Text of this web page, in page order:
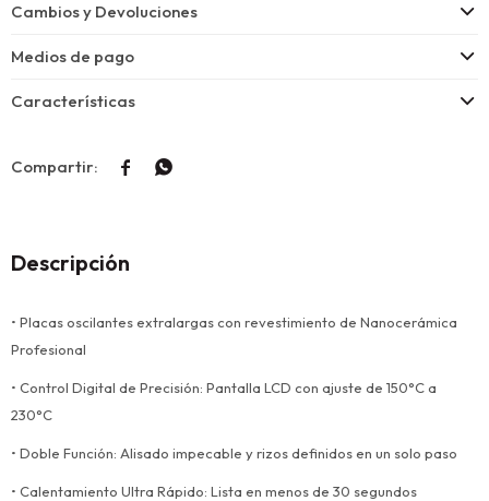
Cambios y Devoluciones
Medios de pago
Características
 
Descripción
• Placas oscilantes extralargas con revestimiento de Nanocerámica
Profesional
• Control Digital de Precisión: Pantalla LCD con ajuste de 150°C a
230°C
• Doble Función: Alisado impecable y rizos definidos en un solo paso
• Calentamiento Ultra Rápido: Lista en menos de 30 segundos